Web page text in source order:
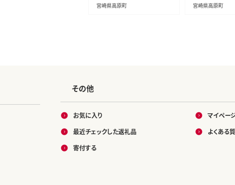
バーグ 餃子 肉巻き ミートソ
宮崎県高原町
0円 5万円］
宮崎県高原町
その他
お気に入り
最近チェックした返礼品
寄付する
マイペー
よくある